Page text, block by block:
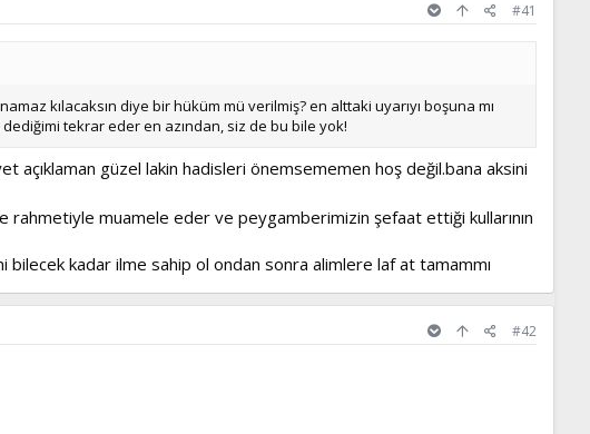
#41
kılacaksın diye bir hüküm mü verilmiş? en alttaki uyarıyı boşuna mı
tekrar eder en azından, siz de bu bile yok!
açıklaman güzel lakin hadisleri önemsememen hoş değil.bana aksini
muamele eder ve peygamberimizin şefaat ettiği kullarının
bilecek kadar ilme sahip ol ondan sonra alimlere laf at tamammı
#42